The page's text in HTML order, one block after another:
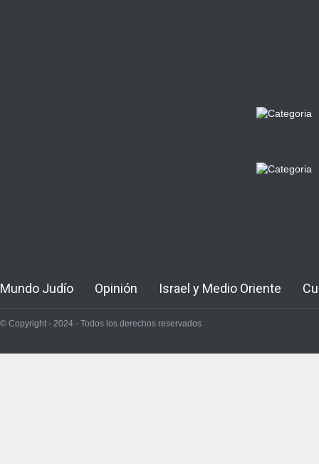
Mundo Judío Opinión Israel y Medio Oriente
© Copyright - 2024 - Todos los derechos reservados